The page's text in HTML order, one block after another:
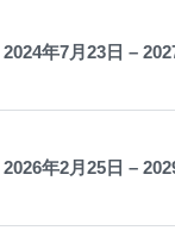
2024年7月23日 –
2026年2月25日 –